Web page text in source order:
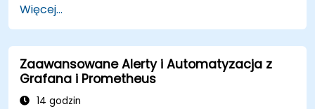
wizualizacji stanu i wydajności klastra.
Wdrażać strategie alertowania w celu
proaktywnego rozwiązywania problemów.
Stosować najlepsze praktyki w zakresie
skalowania rozwiązań monitorujących w
środowiskach Kubernetes.
Więcej...
Zaawansowane Alerty i Automatyzacja z
Grafana i Prometheus
14 godzin